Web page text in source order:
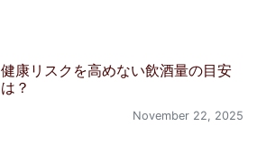
健康リスクを高めない飲酒量の目安
は？
November 22, 2025